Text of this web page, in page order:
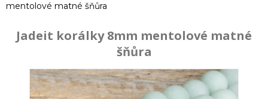
mentolové matné šňůra
Jadeit korálky 8mm mentolové matné
šňůra